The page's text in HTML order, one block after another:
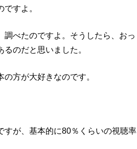
すよ。
べたのですよ。そうしたら、おっ
のだと思いました。
方が大好きなのです。
すが、基本的に80％くらいの視聴率